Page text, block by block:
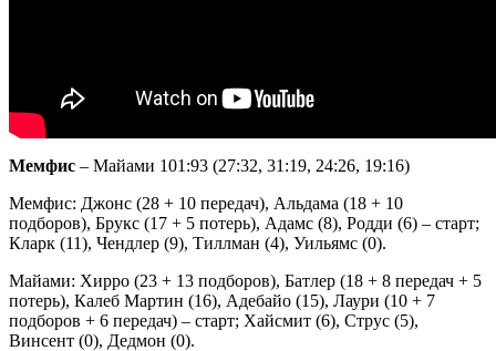
Мемфис – Майами 101:93 (27:32, 31:19, 24:26, 19:16)
Мемфис: Джонс (28 + 10 передач), Альдама (18 + 10
подборов), Брукс (17 + 5 потерь), Адамс (8), Родди (6) – старт;
Кларк (11), Чендлер (9), Тиллман (4), Уильямс (0).
Майами: Хирро (23 + 13 подборов), Батлер (18 + 8 передач + 5
потерь), Калеб Мартин (16), Адебайо (15), Лаури (10 + 7
подборов + 6 передач) – старт; Хайсмит (6), Струс (5),
Винсент (0), Дедмон (0).